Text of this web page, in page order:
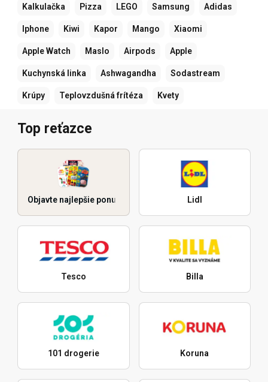
Kalkulačka Pizza LEGO Samsung Adidas
Iphone Kiwi Kapor Mango Xiaomi
Apple Watch Maslo Airpods Apple
Kuchynská linka Ashwagandha Sodastream
Krúpy Teplovzdušná frítéza Kvety
Top reťazce
Objavte najlepšie ponuky Lidl
Tesco Billa
101 drogerie Koruna